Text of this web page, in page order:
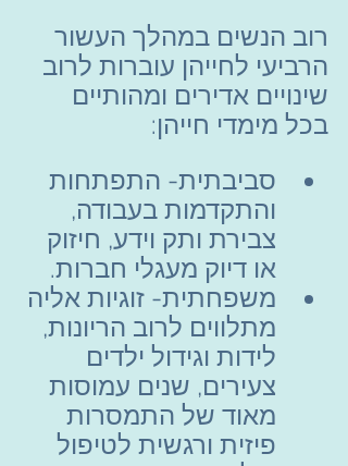
רוב הנשים במהלך העשור
הרביעי לחייהן עוברות לרוב
שינויים אדירים ומהותיים
בכל מימדי חייהן:
סביבתית- התפתחות
והתקדמות בעבודה,
צבירת ותק וידע, חיזוק
או דיוק מעגלי חברות.
משפחתית- זוגיות אליה
מתלווים לרוב הריונות,
לידות וגידול ילדים
צעירים, שנים עמוסות
מאוד של התמסרות
פיזית ורגשית לטיפול